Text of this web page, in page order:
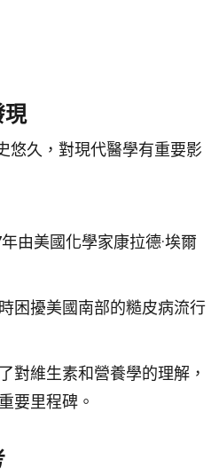
現
悠久，對現代醫學有重要影
由美國化學家康拉德·埃爾
困擾美國南部的糙皮病流行
對維生素和營養學的理解，
要里程碑。